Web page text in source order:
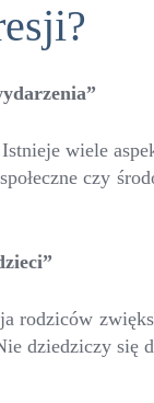
wiele
czy
rodziców
dziedziczy się